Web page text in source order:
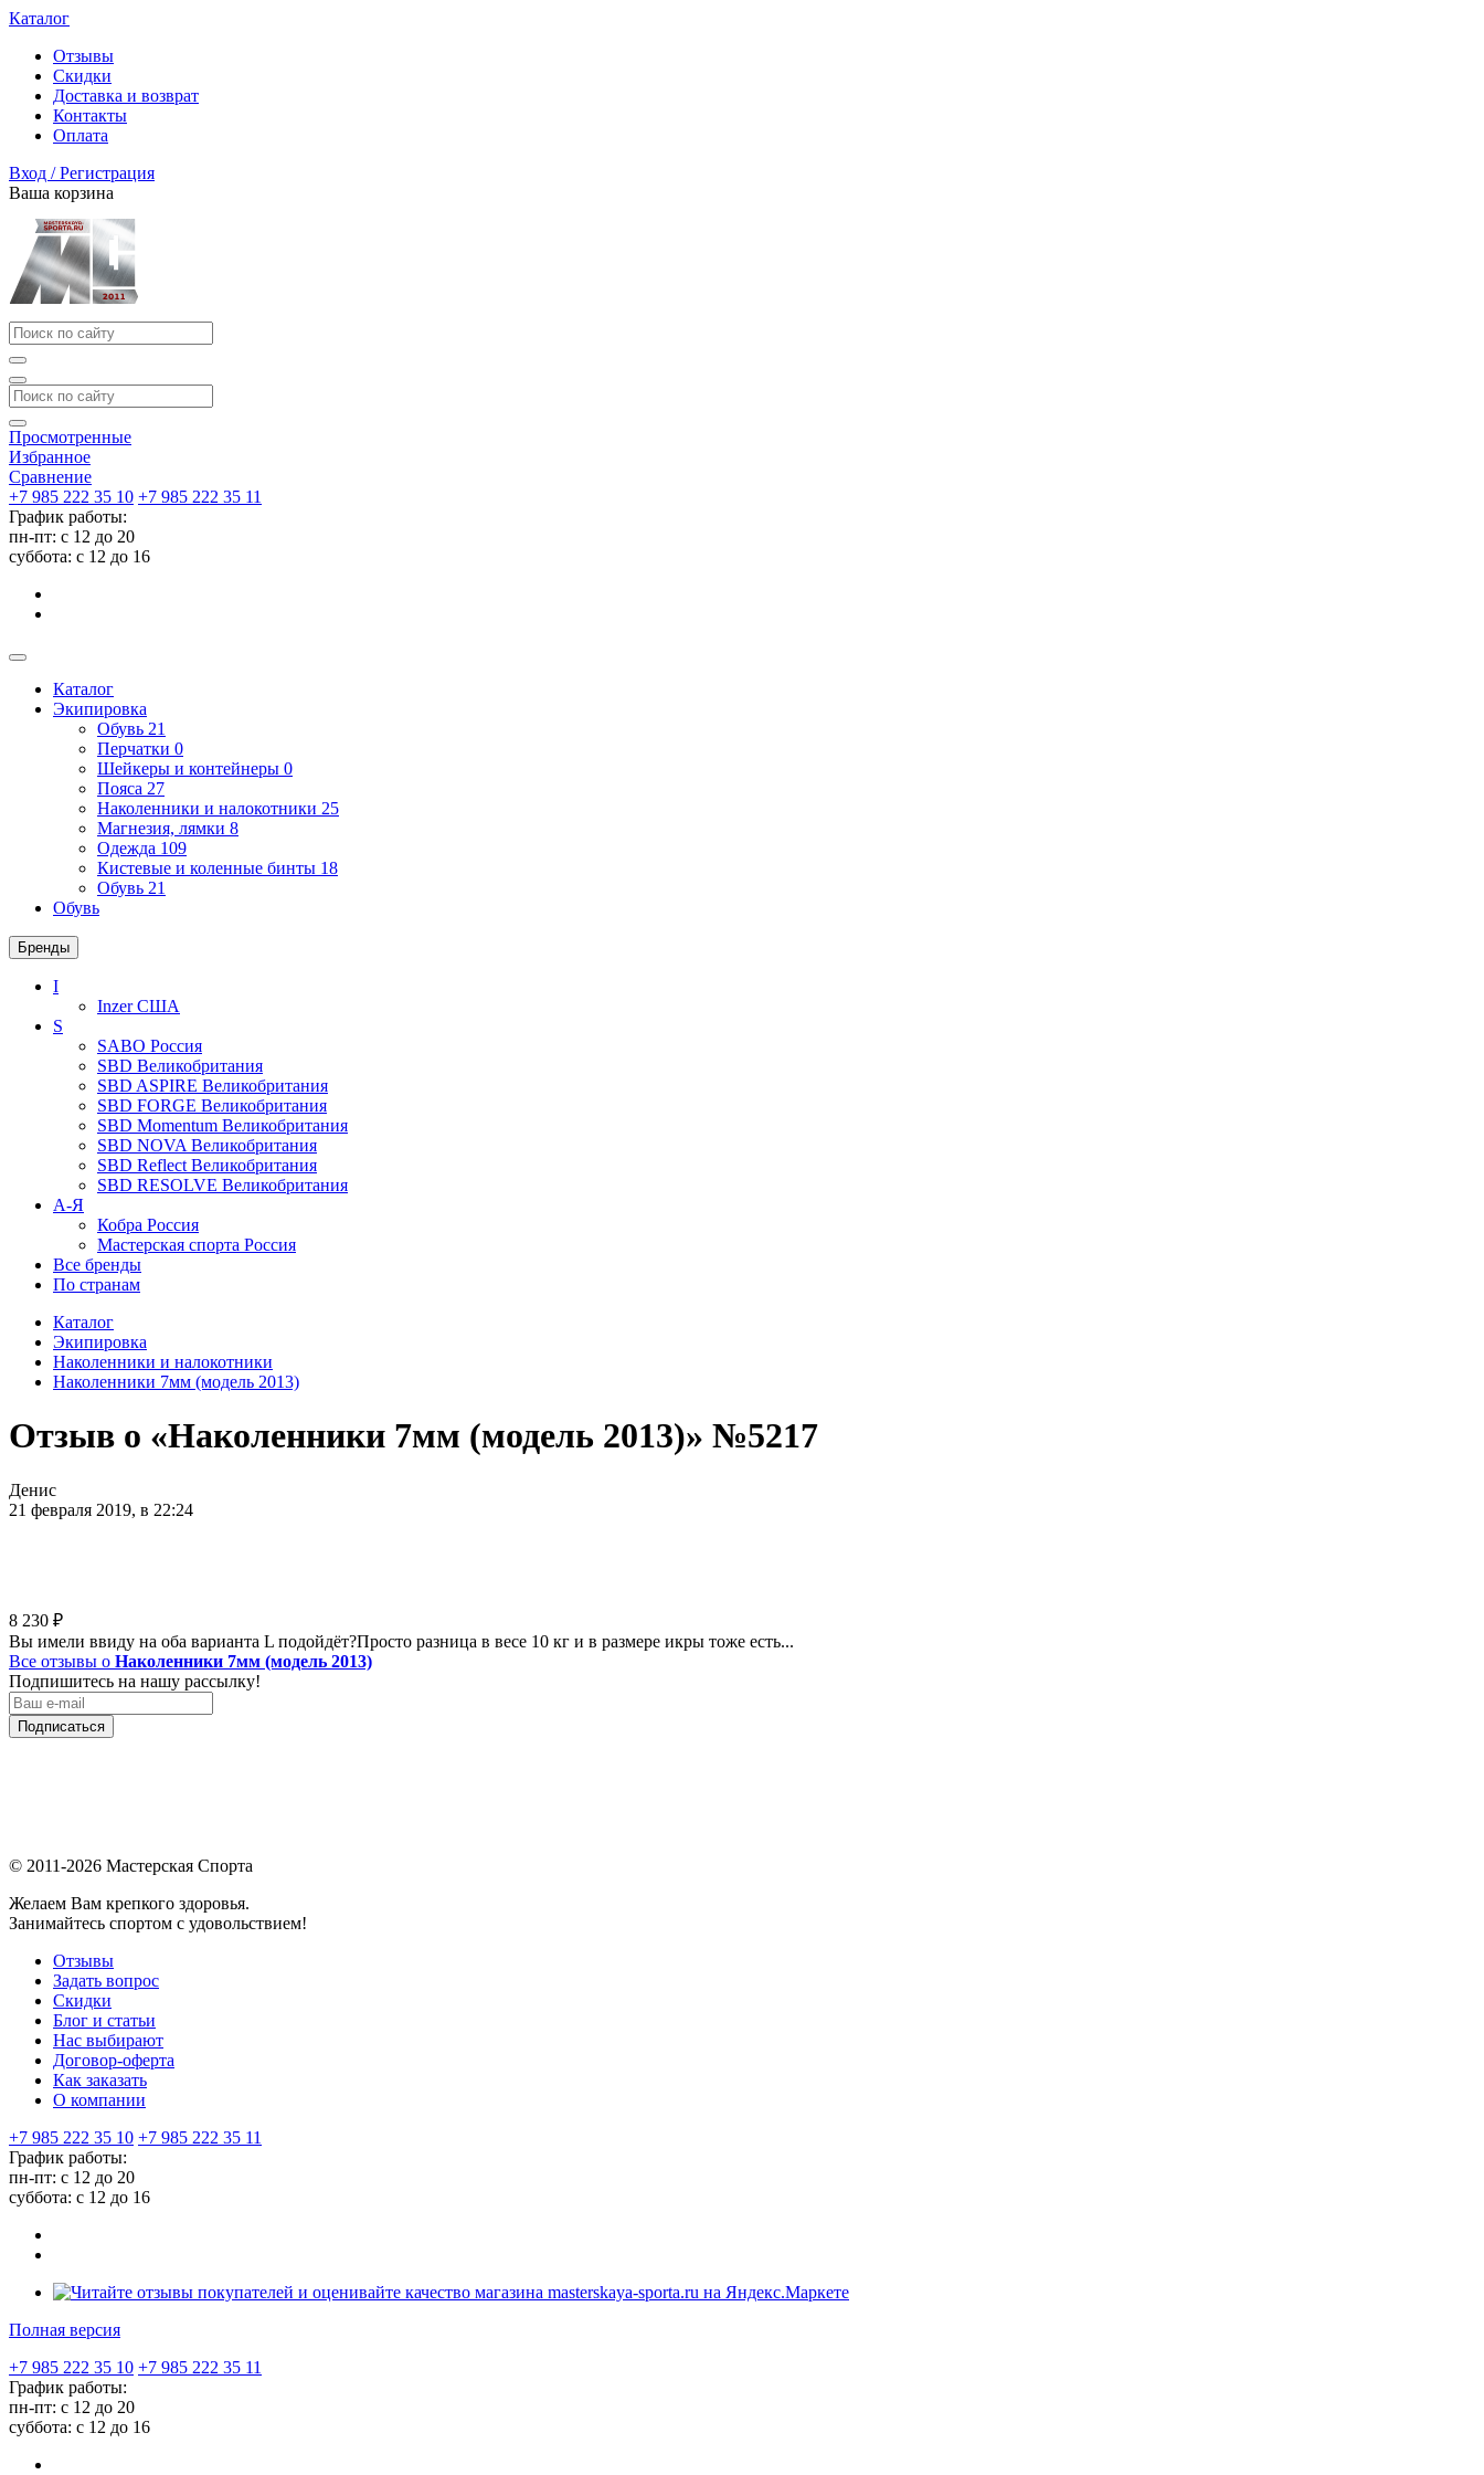
Каталог
Отзывы
Скидки
Доставка и возврат
Контакты
Оплата
Вход / Регистрация
Ваша корзина
Просмотренные
Избранное
Сравнение
+7 985 222 35 10 +7 985 222 35 11
График работы:
пн-пт: с 12 до 20
суббота: c 12 до 16
Каталог
Экипировка
Обувь 21
Перчатки 0
Шейкеры и контейнеры 0
Пояса 27
Наколенники и налокотники 25
Магнезия, лямки 8
Одежда 109
Кистевые и коленные бинты 18
Обувь 21
Обувь
Бренды
I
InzerСША
S
SABO Россия
SBD Великобритания
SBD ASPIRE Великобритания
SBD FORGE Великобритания
SBD Momentum Великобритания
SBD NOVA Великобритания
SBD Reflect Великобритания
SBD RESOLVE Великобритания
А-Я
Кобра Россия
Мастерская спорта Россия
Все бренды
По странам
Каталог
Экипировка
Наколенники и налокотники
Наколенники 7мм (модель 2013)
Отзыв о «Наколенники 7мм (модель 2013)» №5217
Денис
21 февраля 2019, в 22:24
8 230 ₽
Вы имели ввиду на оба варианта L подойдёт?Просто разница в весе 10 кг и в размере икры тоже есть...
Все отзывы о Наколенники 7мм (модель 2013)
Подпишитесь на нашу рассылку!
Подписаться
© 2011-2026 Мастерская Спорта
Желаем Вам крепкого здоровья.
Занимайтесь спортом с удовольствием!
Отзывы
Задать вопрос
Скидки
Блог и статьи
Нас выбирают
Договор-оферта
Как заказать
О компании
+7 985 222 35 10 +7 985 222 35 11
График работы:
пн-пт: с 12 до 20
суббота: c 12 до 16
Полная версия
+7 985 222 35 10 +7 985 222 35 11
График работы:
пн-пт: с 12 до 20
суббота: c 12 до 16